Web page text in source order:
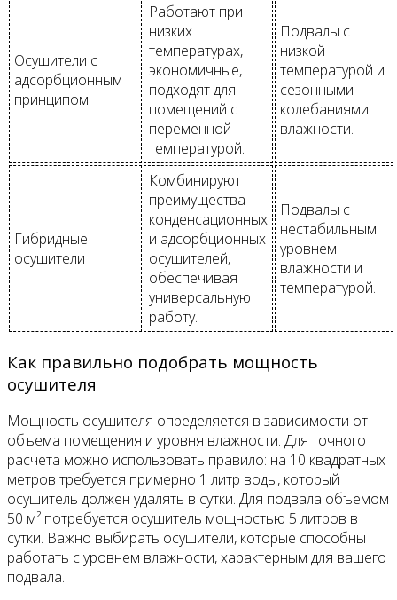
Осушители с
адсорбционным
принципом
Работают при
низких
температурах,
экономичные,
подходят для
помещений с
переменной
температурой.
Подвалы с
низкой
температурой и
сезонными
колебаниями
влажности.
Гибридные
осушители
Комбинируют
преимущества
конденсационных
и адсорбционных
осушителей,
обеспечивая
универсальную
работу.
Подвалы с
нестабильным
уровнем
влажности и
температурой.
Как правильно подобрать мощность
осушителя
Мощность осушителя определяется в зависимости от
объема помещения и уровня влажности. Для точного
расчета можно использовать правило: на 10 квадратных
метров требуется примерно 1 литр воды, который
осушитель должен удалять в сутки. Для подвала объемом
50 м² потребуется осушитель мощностью 5 литров в
сутки. Важно выбирать осушители, которые способны
работать с уровнем влажности, характерным для вашего
подвала.